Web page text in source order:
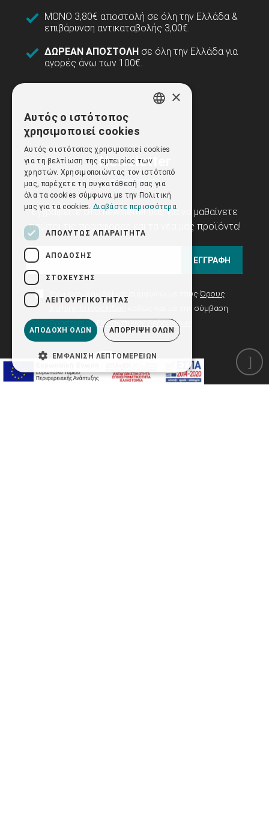
ΜΟΝΟ 3,80€ αποστολή σε όλη την Ελλάδα &
επιβάρυνση αντικαταβολής 3,00€.
ΔΩΡΕΑΝ ΑΠΟΣΤΟΛΗ σε όλη την Ελλάδα για
αγορές άνω των 100€.
Newsletter
Εγγραφείτε στο newsletter μας για να μαθαίνετε
πρώτοι τις προσφορές και τα νέα μας προϊόντα!
ΕΓΓΡΑΦΗ
Έχω ενημερωθεί και συμφωνώ με τους Όρους
καθώς και με την σύμβαση
Προστασίας Προσωπικών Δεδομένων
×
Αυτός ο ιστότοπος
χρησιμοποιεί cookies
Αυτός ο ιστότοπος χρησιμοποιεί cookies
για τη βελτίωση της εμπειρίας των
χρηστών. Χρησιμοποιώντας τον ιστότοπό
μας, παρέχετε τη συγκατάθεσή σας για
όλα τα cookies σύμφωνα με την Πολιτική
μας για τα cookies. Διαβάστε περισσότερα
ΑΠΟΛΎΤΩΣ ΑΠΑΡΑΊΤΗΤΑ
ΑΠΌΔΟΣΗΣ
ΣΤΌΧΕΥΣΗΣ
ΛΕΙΤΟΥΡΓΙΚΌΤΗΤΑΣ
ΑΠΟΔΟΧΉ ΌΛΩΝ ΑΠΌΡΡΙΨΗ ΌΛΩΝ
ΕΜΦΆΝΙΣΗ ΛΕΠΤΟΜΕΡΕΙΏΝ